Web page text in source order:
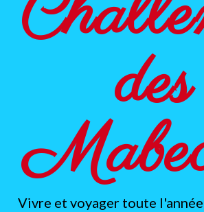
des
Vivre et voyager toute l'année